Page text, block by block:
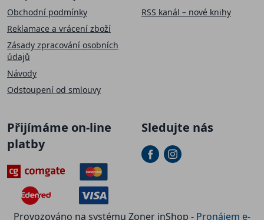
Obchodní podmínky
Reklamace a vrácení zboží
Zásady zpracování osobních
údajů
Návody
Odstoupení od smlouvy
RSS kanál – nové knihy
Přijímáme on-line
platby
Sledujte nás
Provozováno na systému Zoner inShop - Pronájem e-